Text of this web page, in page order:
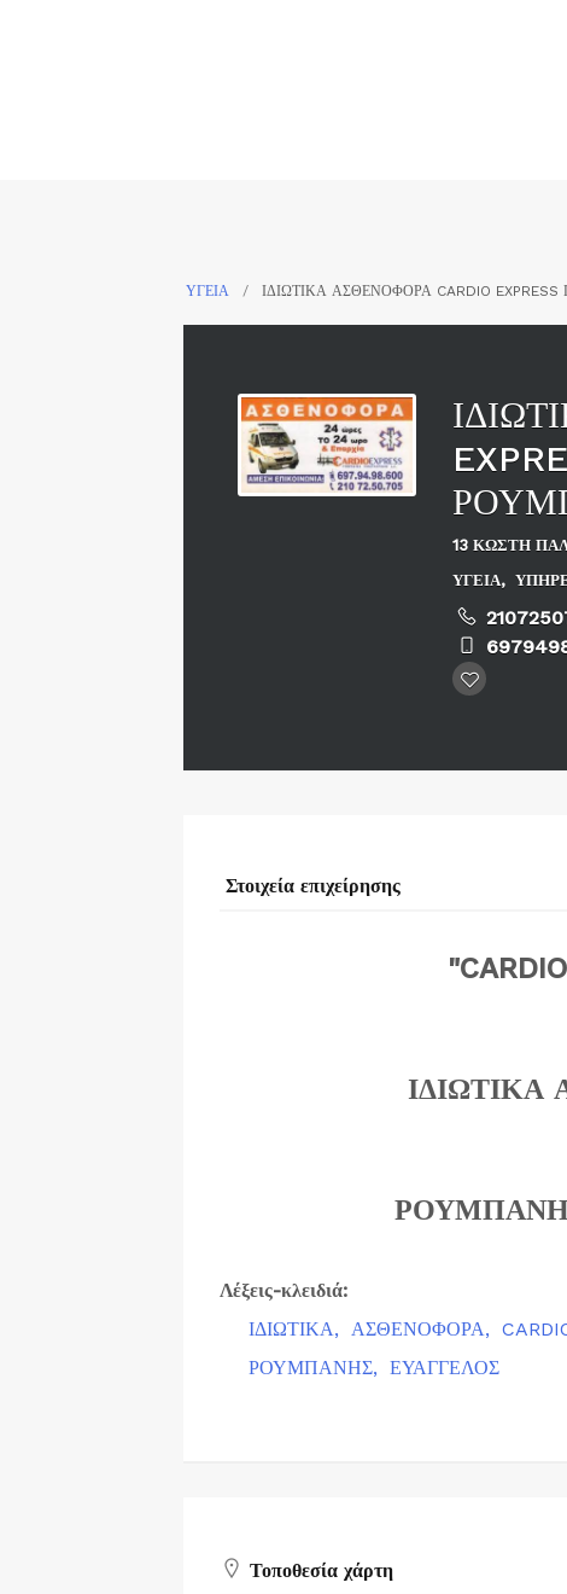
ΥΓΕΙΑ ΙΔΙΩΤΙΚΑ ΑΣΘΕΝΟΦΟΡΑ CARDIO
13 ΚΩΣΤΗ
ΥΓΕΙΑ,
Στοιχεία επιχείρησης
Λέξεις-κλειδιά:
ΙΔΙΩΤΙΚΑ, ΑΣΘΕΝΟΦΟΡΑ,
ΡΟΥΜΠΑΝΗΣ, ΕΥΑΓΓΕΛΟΣ
Τοποθεσία χάρτη